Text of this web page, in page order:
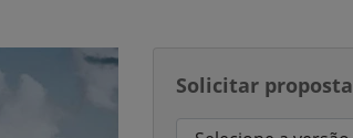
Solicitar proposta